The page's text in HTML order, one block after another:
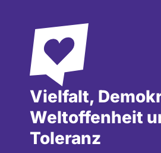
Vielfalt,
Weltoffenheit
Toleranz